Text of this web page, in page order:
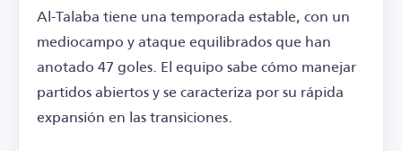
Al-Talaba tiene una temporada estable, con un
mediocampo y ataque equilibrados que han
anotado 47 goles. El equipo sabe cómo manejar
partidos abiertos y se caracteriza por su rápida
expansión en las transiciones.